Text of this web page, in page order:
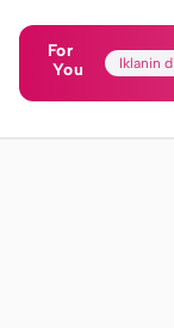
For
You
Iklanin